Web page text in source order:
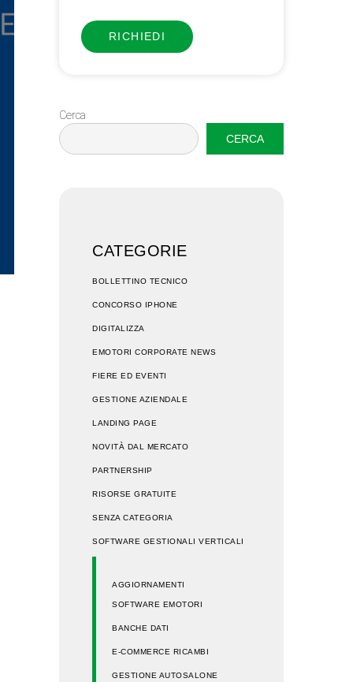
RICHIEDI
Cerca
CERCA
CATEGORIE
BOLLETTINO TECNICO
CONCORSO IPHONE
DIGITALIZZA
EMOTORI CORPORATE NEWS
FIERE ED EVENTI
GESTIONE AZIENDALE
LANDING PAGE
NOVITÀ DAL MERCATO
PARTNERSHIP
RISORSE GRATUITE
SENZA CATEGORIA
SOFTWARE GESTIONALI VERTICALI
AGGIORNAMENTI
SOFTWARE EMOTORI
BANCHE DATI
E-COMMERCE RICAMBI
GESTIONE AUTOSALONE